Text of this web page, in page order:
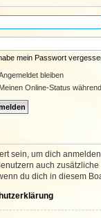
mein Passwort
bleiben
Meinen Online-Status
sein, um dich
auch
du dich in diesem